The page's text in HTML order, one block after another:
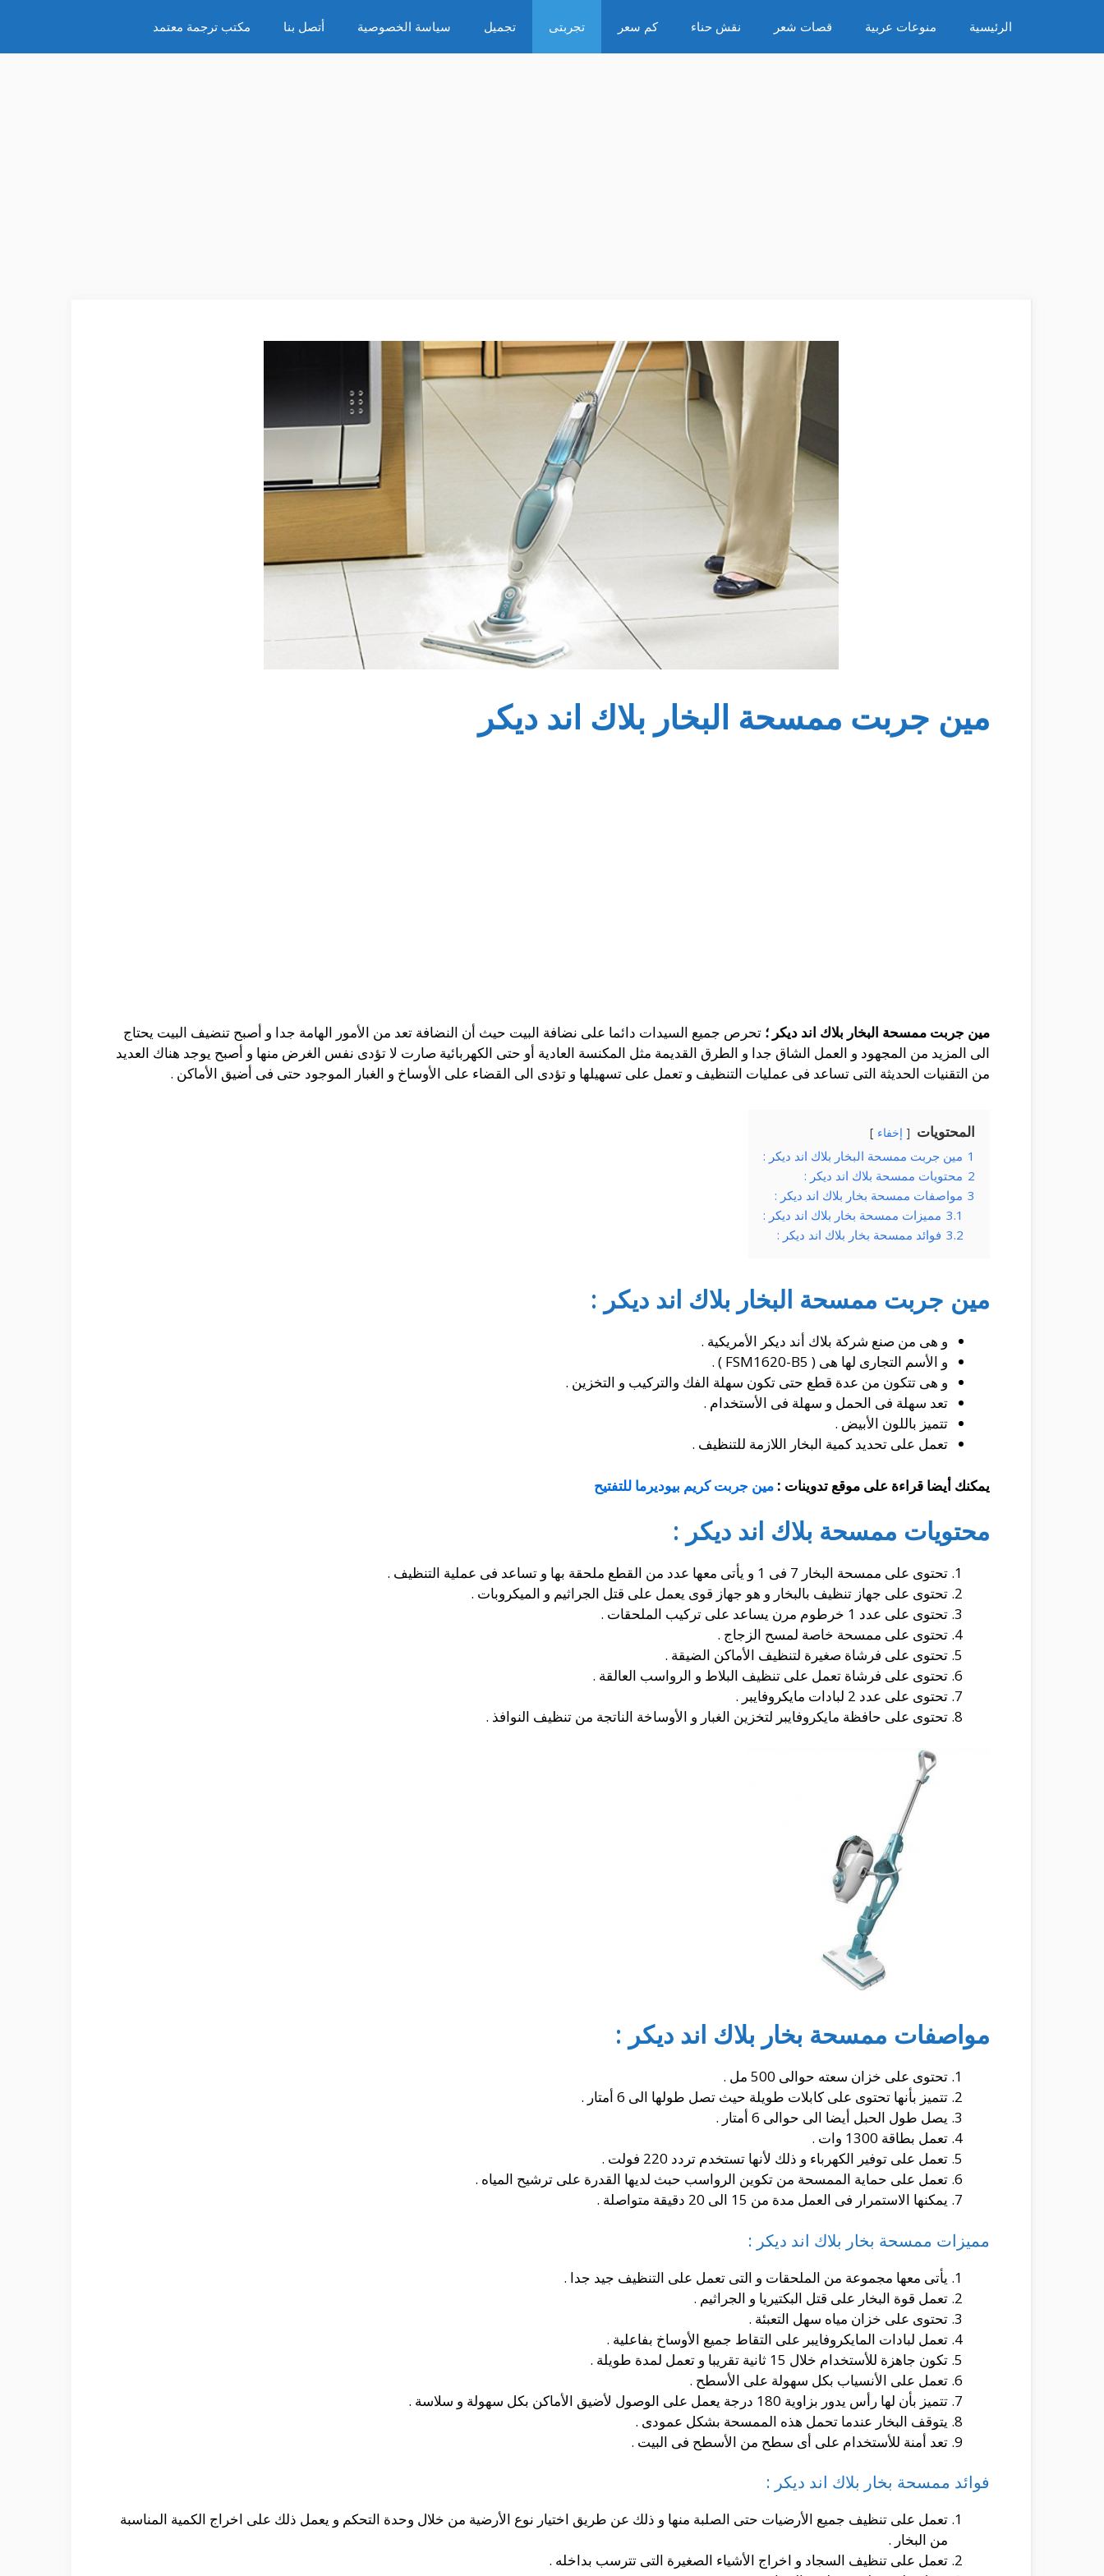
المحتوى
الرئيسية منوعات عربية قصات شعر نقش حناء كم سعر تجربتى تجميل سياسة الخصوصية أتصل بنا مكتب ترجمة معتمد
مين جربت ممسحة البخار بلاك اند ديكر
مين جربت ممسحة البخار بلاك اند ديكر ؛ تحرص جميع السيدات دائما على نضافة البيت حيث أن النضافة تعد من الأمور الهامة جدا و أصبح تنضيف البيت يحتاج
الى المزيد من المجهود و العمل الشاق جدا و الطرق القديمة مثل المكنسة العادية أو حتى الكهربائية صارت لا تؤدى نفس الغرض منها و أصبح يوجد هناك العديد
من التقنيات الحديثة التى تساعد فى عمليات التنظيف و تعمل على تسهيلها و تؤدى الى القضاء على الأوساخ و الغبار الموجود حتى فى أضيق الأماكن .
المحتويات إخفاء
1 مين جربت ممسحة البخار بلاك اند ديكر :
2 محتويات ممسحة بلاك اند ديكر :
3 مواصفات ممسحة بخار بلاك اند ديكر :
3.1 مميزات ممسحة بخار بلاك اند ديكر :
3.2 فوائد ممسحة بخار بلاك اند ديكر :
مين جربت ممسحة البخار بلاك اند ديكر :
و هى من صنع شركة بلاك أند ديكر الأمريكية .
و الأسم التجارى لها هى ( FSM1620-B5 ) .
و هى تتكون من عدة قطع حتى تكون سهلة الفك والتركيب و التخزين .
تعد سهلة فى الحمل و سهلة فى الأستخدام .
تتميز باللون الأبيض .
تعمل على تحديد كمية البخار اللازمة للتنظيف .
يمكنك أيضا قراءة على موقع تدوينات : مين جربت كريم بيوديرما للتفتيح
محتويات ممسحة بلاك اند ديكر :
تحتوى على ممسحة البخار 7 فى 1 و يأتى معها عدد من القطع ملحقة بها و تساعد فى عملية التنظيف .
تحتوى على جهاز تنظيف بالبخار و هو جهاز قوى يعمل على قتل الجراثيم و الميكروبات .
تحتوى على عدد 1 خرطوم مرن يساعد على تركيب الملحقات .
تحتوى على ممسحة خاصة لمسح الزجاج .
تحتوى على فرشاة صغيرة لتنظيف الأماكن الضيقة .
تحتوى على فرشاة تعمل على تنظيف البلاط و الرواسب العالقة .
تحتوى على عدد 2 لبادات مايكروفايبر .
تحتوى على حافظة مايكروفايبر لتخزين الغبار و الأوساخة الناتجة من تنظيف النوافذ .
مواصفات ممسحة بخار بلاك اند ديكر :
تحتوى على خزان سعته حوالى 500 مل .
تتميز بأنها تحتوى على كابلات طويلة حيث تصل طولها الى 6 أمتار .
يصل طول الحبل أيضا الى حوالى 6 أمتار .
تعمل بطاقة 1300 وات .
تعمل على توفير الكهرباء و ذلك لأنها تستخدم تردد 220 فولت .
تعمل على حماية الممسحة من تكوين الرواسب حبث لديها القدرة على ترشيح المياه .
يمكنها الاستمرار فى العمل مدة من 15 الى 20 دقيقة متواصلة .
مميزات ممسحة بخار بلاك اند ديكر :
يأتى معها مجموعة من الملحقات و التى تعمل على التنظيف جيد جدا .
تعمل قوة البخار على قتل البكتيريا و الجراثيم .
تحتوى على خزان مياه سهل التعبئة .
تعمل لبادات المايكروفايبر على التقاط جميع الأوساخ بفاعلية .
تكون جاهزة للأستخدام خلال 15 ثانية تقريبا و تعمل لمدة طويلة .
تعمل على الأنسياب بكل سهولة على الأسطح .
تتميز بأن لها رأس يدور بزاوية 180 درجة يعمل على الوصول لأضيق الأماكن بكل سهولة و سلاسة .
يتوقف البخار عندما تحمل هذه الممسحة بشكل عمودى .
تعد أمنة للأستخدام على أى سطح من الأسطح فى البيت .
فوائد ممسحة بخار بلاك اند ديكر :
تعمل على تنظيف جميع الأرضيات حتى الصلبة منها و ذلك عن طريق اختيار نوع الأرضية من خلال وحدة التحكم و يعمل ذلك على اخراج الكمية المناسبة
من البخار .
تعمل على تنظيف السجاد و اخراج الأشياء الصغيرة التى تترسب بداخله .